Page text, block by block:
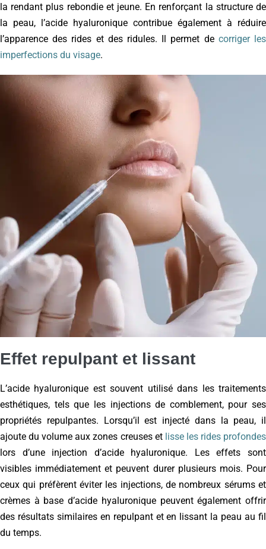
la rendant plus rebondie et jeune. En renforçant la structure de
la peau, l’acide hyaluronique contribue également à réduire
l’apparence des rides et des ridules. Il permet de corriger les
imperfections du visage.
Effet repulpant et lissant
L’acide hyaluronique est souvent utilisé dans les traitements
esthétiques, tels que les injections de comblement, pour ses
propriétés repulpantes. Lorsqu’il est injecté dans la peau, il
ajoute du volume aux zones creuses et lisse les rides profondes
lors d’une injection d’acide hyaluronique. Les effets sont
visibles immédiatement et peuvent durer plusieurs mois. Pour
ceux qui préfèrent éviter les injections, de nombreux sérums et
crèmes à base d’acide hyaluronique peuvent également offrir
des résultats similaires en repulpant et en lissant la peau au fil
du temps.